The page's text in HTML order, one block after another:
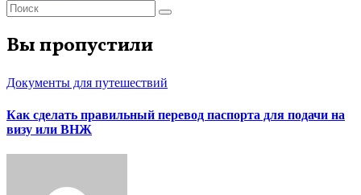
Вы пропустили
Документы для путешествий
Как сделать правильный перевод паспорта для подачи на
визу или ВНЖ